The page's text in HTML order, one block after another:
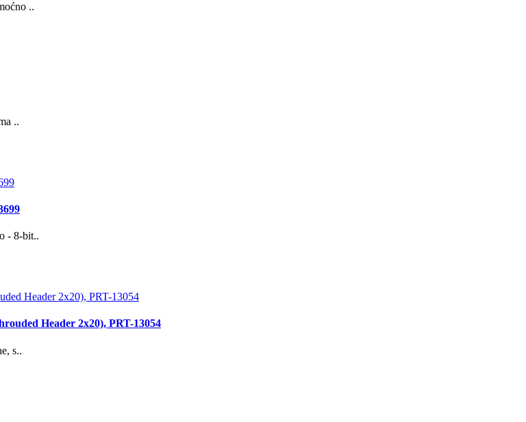
..
..
- 8-bit..
Header 2x20), PRT-13054
s..